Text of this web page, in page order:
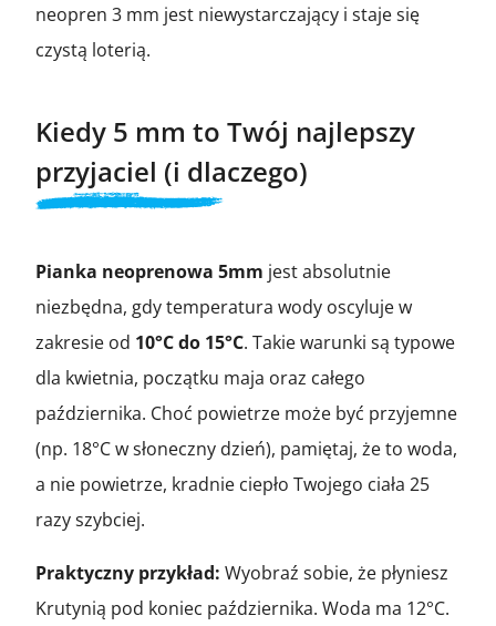
neopren 3 mm jest niewystarczający i staje się
czystą loterią.
Kiedy 5 mm to Twój najlepszy
przyjaciel (i dlaczego)
Pianka neoprenowa 5mm jest absolutnie
niezbędna, gdy temperatura wody oscyluje w
zakresie od 10°C do 15°C. Takie warunki są typowe
dla kwietnia, początku maja oraz całego
października. Choć powietrze może być przyjemne
(np. 18°C w słoneczny dzień), pamiętaj, że to woda,
a nie powietrze, kradnie ciepło Twojego ciała 25
razy szybciej.
Praktyczny przykład: Wyobraź sobie, że płyniesz
Krutynią pod koniec października. Woda ma 12°C.